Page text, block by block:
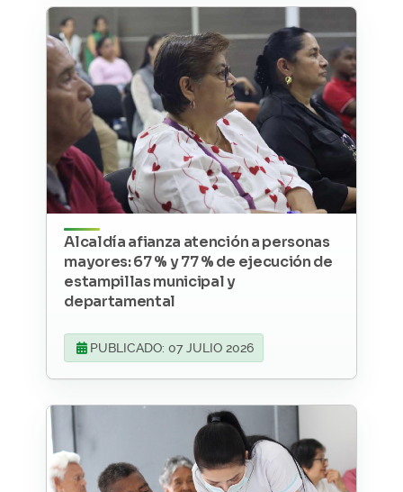
Alcaldía afianza atención a personas
mayores: 67 % y 77 % de ejecución de
estampillas municipal y
departamental
PUBLICADO: 07 JULIO 2026